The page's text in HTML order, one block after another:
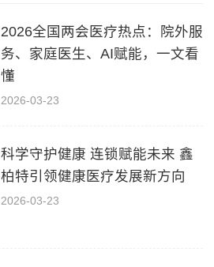
2026全国两会医疗热点：院外服
务、家庭医生、AI赋能，一文看
懂
2026-03-23
科学守护健康 连锁赋能未来 鑫
柏特引领健康医疗发展新方向
2026-03-23